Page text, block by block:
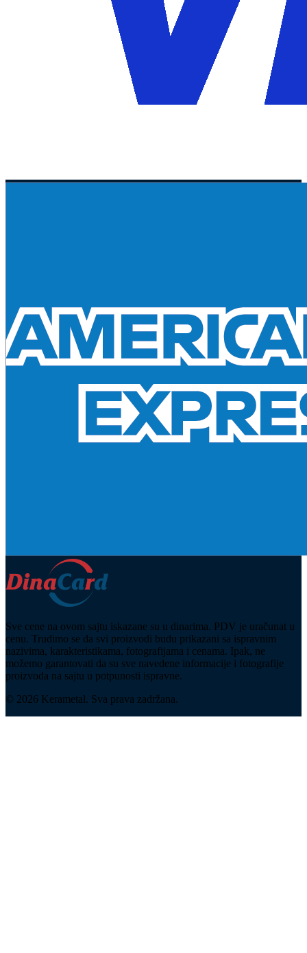
Sve cene na ovom sajtu iskazane su u dinarima. PDV je uračunat u
cenu. Trudimo se da svi proizvodi budu prikazani sa ispravnim
nazivima, karakteristikama, fotografijama i cenama. Ipak, ne
možemo garantovati da su sve navedene informacije i fotografije
proizvoda na sajtu u potpunosti ispravne.
© 2026 Kerametal. Sva prava zadržana.